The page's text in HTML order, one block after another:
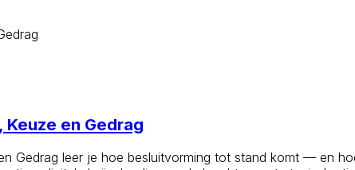
en Gedrag
Gedrag leer je hoe besluitvorming tot stand komt — en